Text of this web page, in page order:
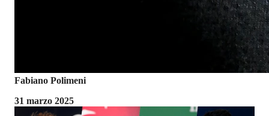
Fabiano Polimeni
31 marzo 2025